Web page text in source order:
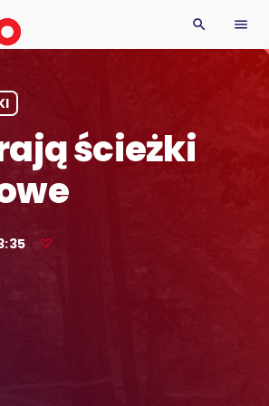
search menu
ścieżki